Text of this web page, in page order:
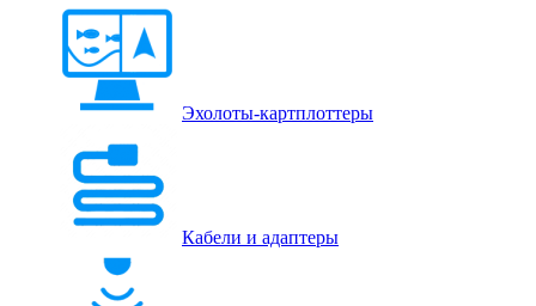
Эхолоты-картплоттеры
Кабели и адаптеры